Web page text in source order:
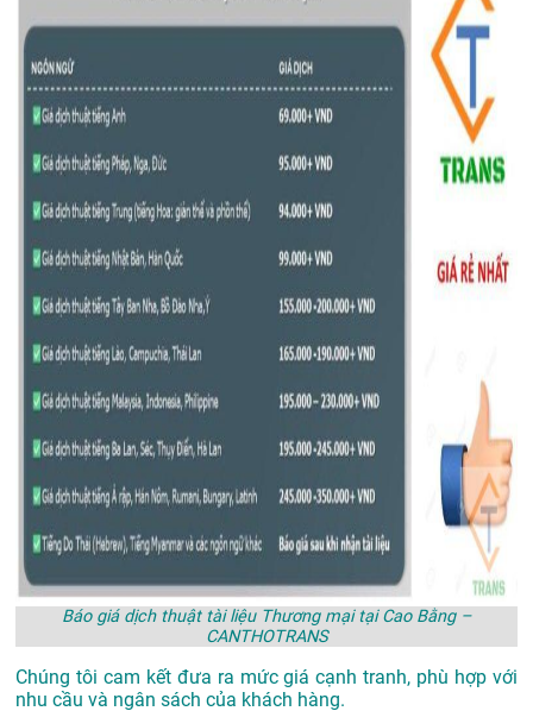
Báo giá dịch thuật tài liệu Thương mại tại Cao Bằng –
CANTHOTRANS
Chúng tôi cam kết đưa ra mức giá cạnh tranh, phù hợp với
nhu cầu và ngân sách của khách hàng.